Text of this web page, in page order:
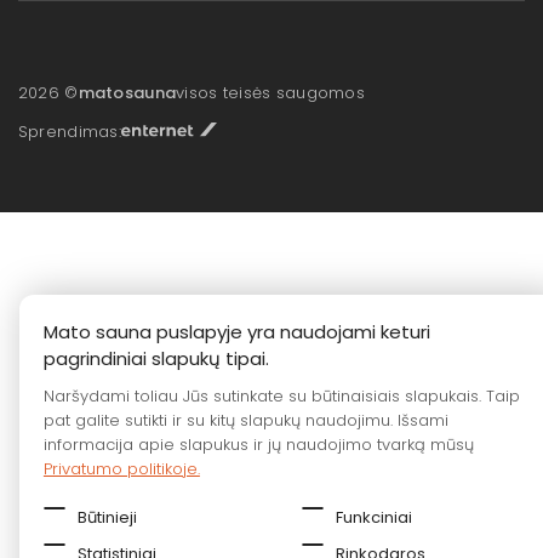
2026 ©matosaunavisos teisės saugomos
Sprendimas:
Mato sauna puslapyje yra naudojami keturi
pagrindiniai slapukų tipai.
Naršydami toliau Jūs sutinkate su būtinaisiais slapukais. Taip
pat galite sutikti ir su kitų slapukų naudojimu. Išsami
informacija apie slapukus ir jų naudojimo tvarką mūsų
Privatumo politikoje.
Būtinieji
Funkciniai